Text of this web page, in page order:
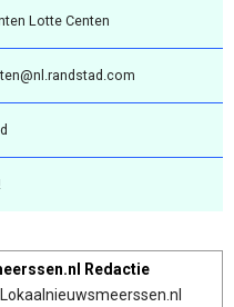
Lotte Centen
Redactie